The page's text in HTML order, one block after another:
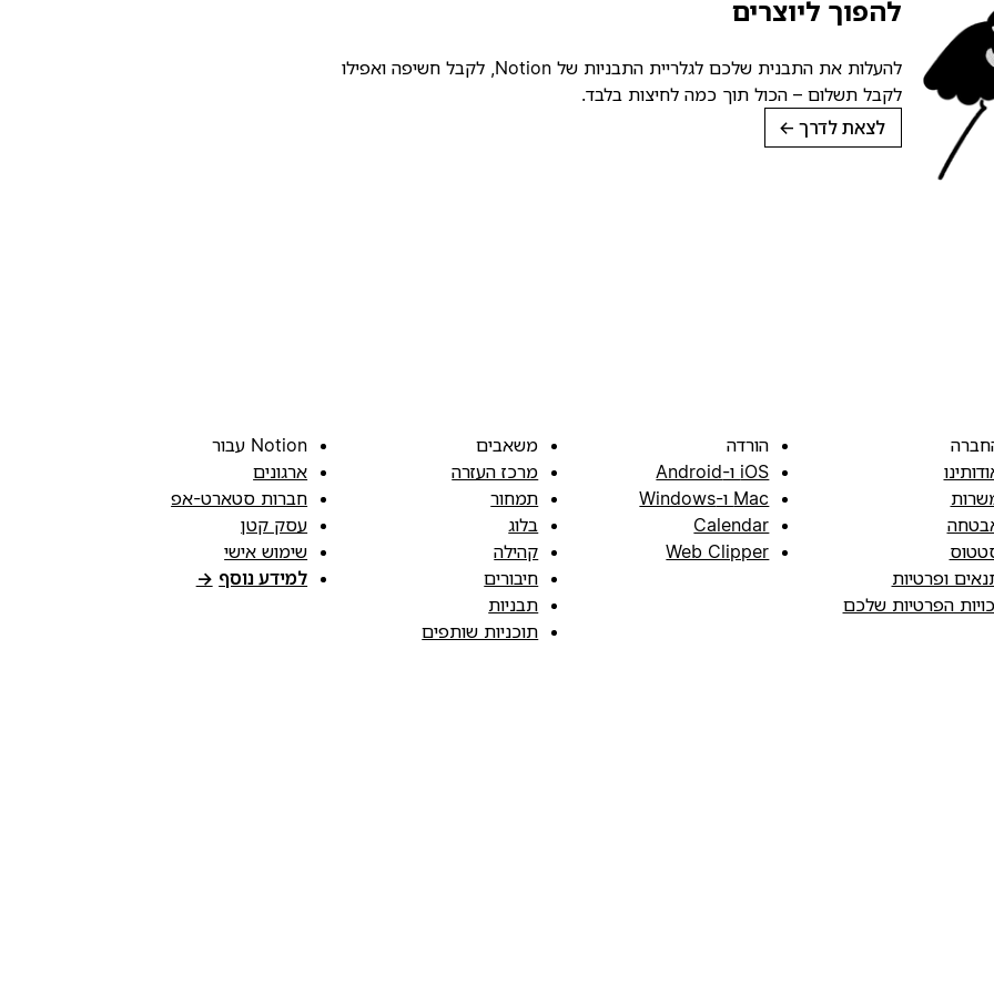
להפוך ליוצרים
להעלות את התבנית שלכם לגלריית התבניות של Notion, לקבל חשיפה ואפילו
לקבל תשלום – הכול תוך כמה לחיצות בלבד.
לצאת לדרך →
ופרטיות
הפרטיות שלכם
הורדה
iOS ו-Android
Mac ו-Windows
Calendar
Web Clipper
משאבים
מרכז העזרה
תמחור
בלוג
קהילה
חיבורים
תבניות
תוכניות שותפים
Notion עבור
ארגונים
חברות סטארט-אפ
עסק קטן
שימוש אישי
למידע נוסף →